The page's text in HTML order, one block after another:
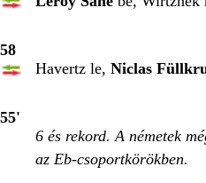
58
Havertz le, Niclas
55'
6 és rekord. A németek
az Eb-csoportkörökben.